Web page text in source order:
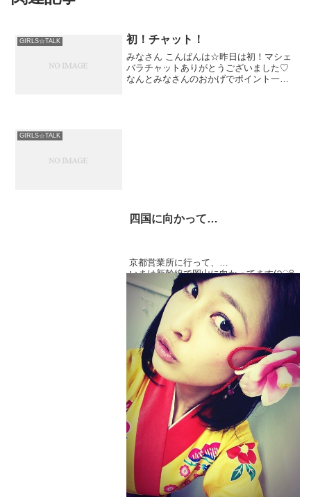
GIRLS☆TALK 初！チャット！
みなさん こんばんは☆昨日は初！マシェ
バラチャットありがとうございました♡
なんとみなさんのおかげでポイント一位
GIRLS☆TALK
四国に向かって…
京都営業所に行って、
いまは新幹線で岡山に向かってます(੭ु꒪
꒫꒪)੭ु⁾⁾
そこから、電車で四国に向かいまーす♡